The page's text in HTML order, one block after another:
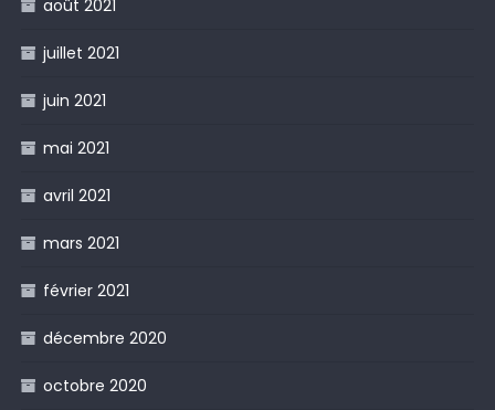
août 2021
juillet 2021
juin 2021
mai 2021
avril 2021
mars 2021
février 2021
décembre 2020
octobre 2020